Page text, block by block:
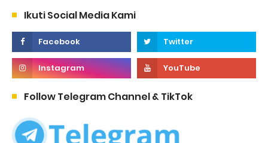
Ikuti Social Media Kami
Follow Telegram Channel & TikTok